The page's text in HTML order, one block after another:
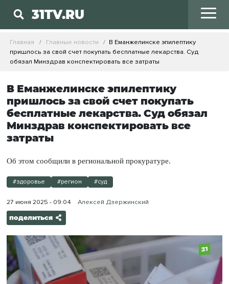
31TV.RU
Главная Главные новости
В Еманжелинске эпилептику
пришлось за свой счет покупать бесплатные лекарства. Суд
обязал Минздрав конспектировать все затраты
В Еманжелинске эпилептику
пришлось за свой счет покупать
бесплатные лекарства. Суд обязал
Минздрав конспектировать все
затраты
Об этом сообщили в региональной прокуратуре.
#здоровье #регион #суд
27 июня 2025 - 09:04 Алексей Дзержинский
поделиться